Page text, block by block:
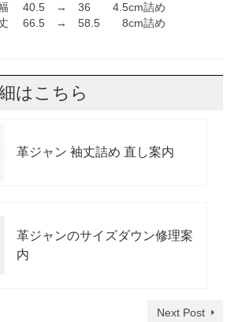
幅 40.5 → 36 4.5cm詰め
丈 66.5 → 58.5 8cm詰め
はこちら
革ジャン 袖丈詰め 直し案内
革ジャンのサイズダウン修理案
内
Next Post